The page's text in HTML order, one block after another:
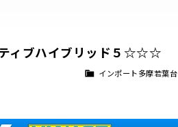
ィブハイブリッド５☆☆☆
インポート多摩若葉台